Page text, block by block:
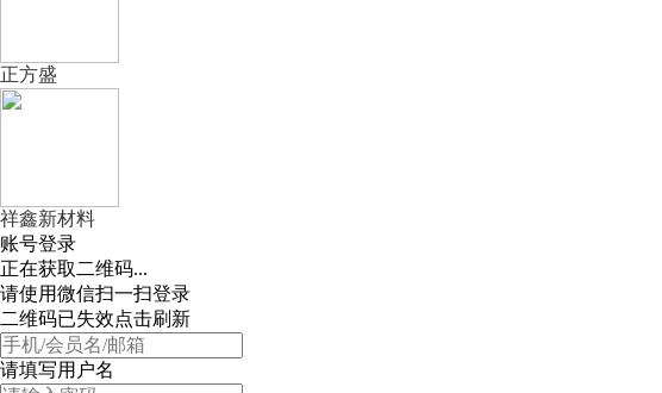
正方盛
祥鑫新材料
账号登录
正在获取二维码...
请使用微信扫一扫登录
二维码已失效点击刷新
请填写用户名